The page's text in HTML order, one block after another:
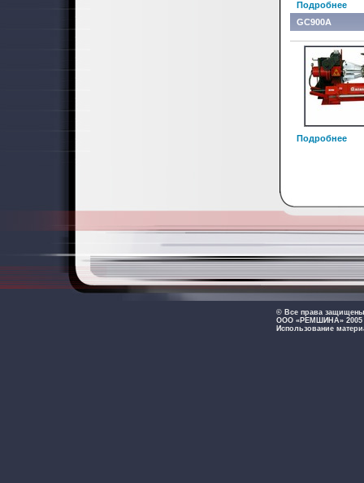
Подробнее
GC900A
Подробнее
© Все права защищены
ООО «РЕМШИНА» 2005
Использование